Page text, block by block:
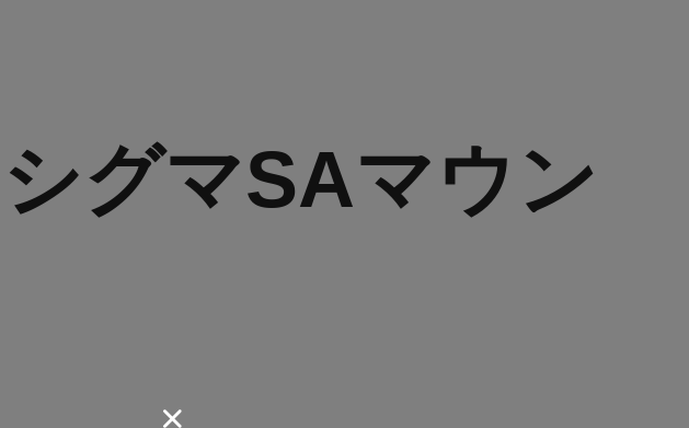
グマSAマウン